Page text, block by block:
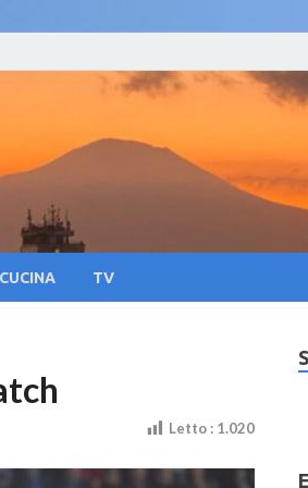
– Notizie su
Sapori
CUCINA TV
Letto : 1.020